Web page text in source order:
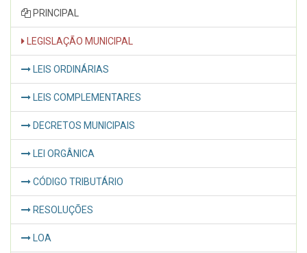
PRINCIPAL
LEGISLAÇÃO MUNICIPAL
LEIS ORDINÁRIAS
LEIS COMPLEMENTARES
DECRETOS MUNICIPAIS
LEI ORGÂNICA
CÓDIGO TRIBUTÁRIO
RESOLUÇÕES
LOA